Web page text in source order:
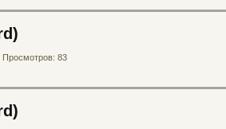
Просмотров: 83